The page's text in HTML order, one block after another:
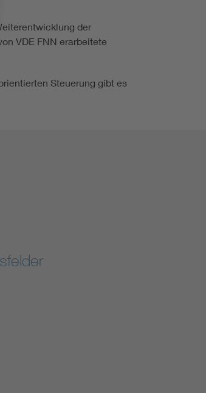
der
VDE FNN erarbeitete
Steuerung gibt es